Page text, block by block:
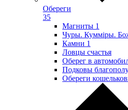
Обереги
35
Магниты 1
Чуры. Куммiры.
Камни 1
Ловцы счастья
Оберег в
Подковы
Обереги